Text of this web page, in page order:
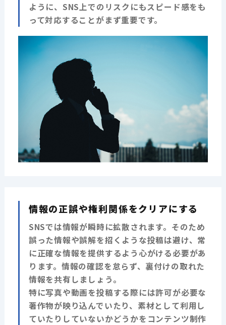
ように、SNS上でのリスクにもスピード感をも
って対応することがまず重要です。
情報の正誤や権利関係をクリアにする
SNSでは情報が瞬時に拡散されます。そのため
誤った情報や誤解を招くような投稿は避け、常
に正確な情報を提供するよう心がける必要があ
ります。情報の確認を怠らず、裏付けの取れた
情報を共有しましょう。
特に写真や動画を投稿する際には許可が必要な
著作物が映り込んでいたり、素材として利用し
ていたりしていないかどうかをコンテンツ制作